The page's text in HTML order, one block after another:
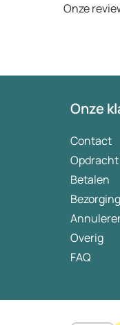
Onze
Onze
Contact
Betalen
Bezorging
Overig
FAQ